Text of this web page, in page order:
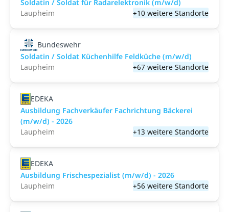
Soldatin / Soldat für Radarelektronik (m/w/d)
Laupheim
+10 weitere Standorte
Bundeswehr
Soldatin / Soldat Küchenhilfe Feldküche (m/w/d)
Laupheim
+67 weitere Standorte
EDEKA
Ausbildung Fachverkäufer Fachrichtung Bäckerei
(m/w/d) - 2026
Laupheim
+13 weitere Standorte
EDEKA
Ausbildung Frischespezialist (m/w/d) - 2026
Laupheim
+56 weitere Standorte